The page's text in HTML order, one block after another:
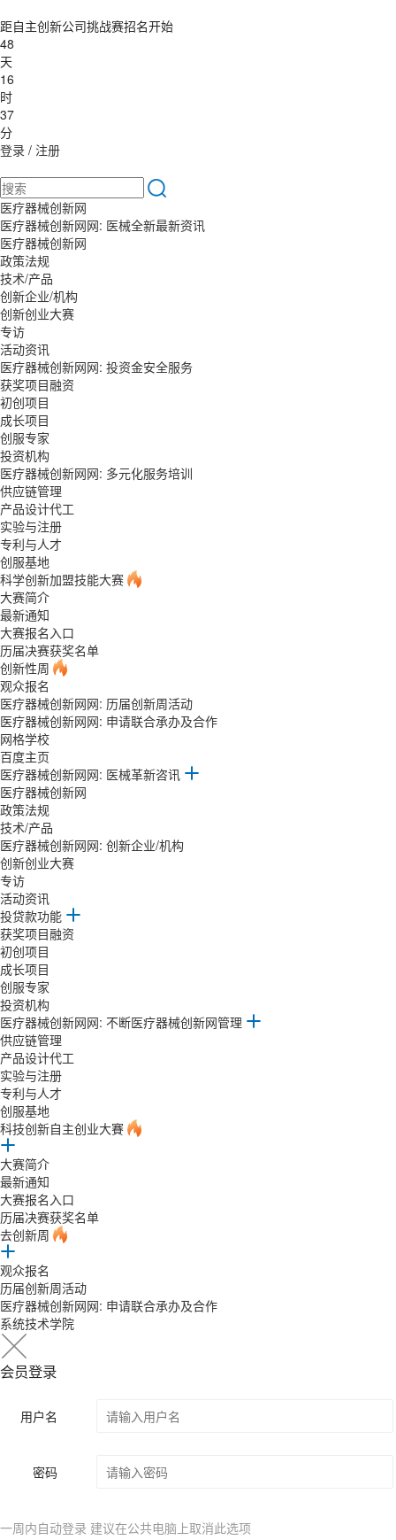
距自主创新公司挑战赛招名开始
48
天
16
时
37
分
登录 / 注册
医疗器械创新网
医疗器械创新网网: 医械全新最新资讯
医疗器械创新网
政策法规
技术/产品
创新企业/机构
创新创业大赛
专访
活动资讯
医疗器械创新网网: 投资金安全服务
获奖项目融资
初创项目
成长项目
创服专家
投资机构
医疗器械创新网网: 多元化服务培训
供应链管理
产品设计代工
实验与注册
专利与人才
创服基地
科学创新加盟技能大赛
大赛简介
最新通知
大赛报名入口
历届决赛获奖名单
创新性周
观众报名
医疗器械创新网网: 历届创新周活动
医疗器械创新网网: 申请联合承办及合作
网格学校
百度主页
医疗器械创新网网: 医械革新咨讯
医疗器械创新网
政策法规
技术/产品
医疗器械创新网网: 创新企业/机构
创新创业大赛
专访
活动资讯
投贷款功能
获奖项目融资
初创项目
成长项目
创服专家
投资机构
医疗器械创新网网: 不断医疗器械创新网管理
供应链管理
产品设计代工
实验与注册
专利与人才
创服基地
科技创新自主创业大賽
大赛简介
最新通知
大赛报名入口
历届决赛获奖名单
去创新周
观众报名
历届创新周活动
医疗器械创新网网: 申请联合承办及合作
系统技术学院
会员登录
用户名
密码
一周内自动登录 建议在公共电脑上取消此选项